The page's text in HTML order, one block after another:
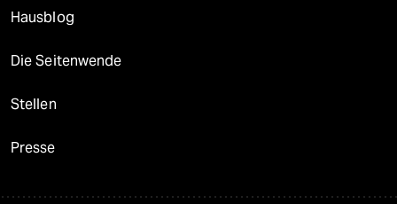
Hausblog
Die Seitenwende
Stellen
Presse